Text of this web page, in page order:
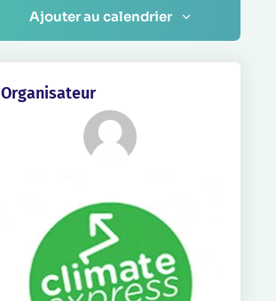
Ajouter au calendrier
Organisateur